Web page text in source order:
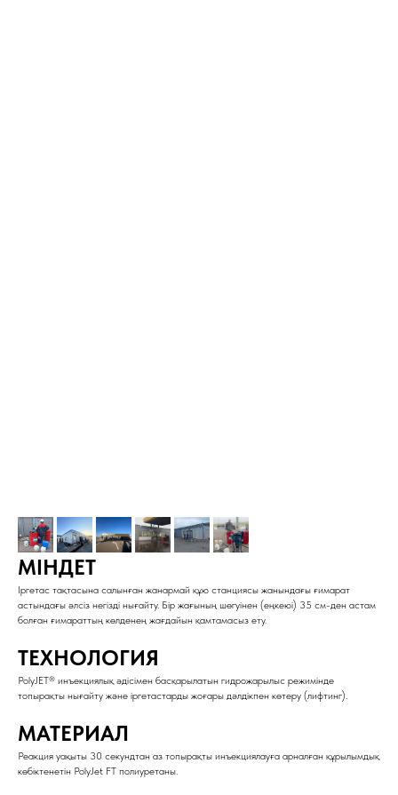
МІНДЕТ
Іргетас тақтасына салынған жанармай құю станциясы жанындағы ғимарат
астындағы әлсіз негізді нығайту. Бір жағының шөгуінен (еңкеюі) 35 см-ден астам
болған ғимараттың көлденең жағдайын қамтамасыз ету.
ТЕХНОЛОГИЯ
PolyJET® инъекциялық әдісімен басқарылатын гидрожарылыс режимінде
топырақты нығайту және іргетастарды жоғары дәлдікпен көтеру (лифтинг).
МАТЕРИАЛ
Реакция уақыты 30 секундтан аз топырақты инъекциялауға арналған құрылымдық
көбіктенетін PolyJet FT полиуретаны.